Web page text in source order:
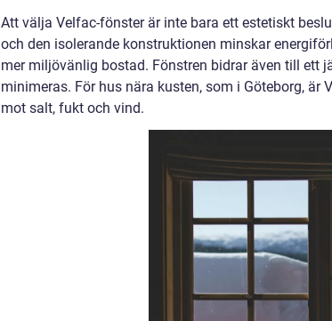
Att välja Velfac-fönster är inte bara ett estetiskt
och den isolerande konstruktionen minskar
mer miljövänlig bostad. Fönstren bidrar även till ett
minimeras. För hus nära kusten, som i Göteborg,
mot salt, fukt och vind.